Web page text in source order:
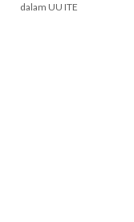
dalam UU ITE